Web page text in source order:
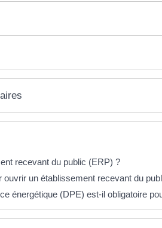
recevant du public (ERP) ?
ouvrir un établissement recevant du
énergétique (DPE) est-il obligatoire